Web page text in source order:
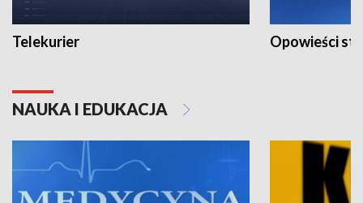
Telekurier Opowieści
NAUKA I EDUKACJA